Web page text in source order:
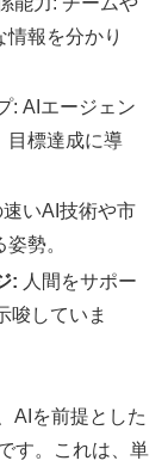
報を分かり
: AIエージェン
目標達成に導
いAI技術や市
勢。
: 人間をサポー
唆していま
AIを前提とした
す。これは、単